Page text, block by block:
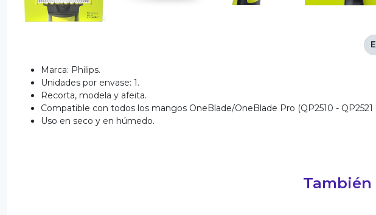
Marca: Philips.
Unidades por envase: 1.
Recorta, modela y afeita.
Compatible con todos los mangos OneBlade/OneBlade Pro (QP2510 - QP2521
Uso en seco y en húmedo.